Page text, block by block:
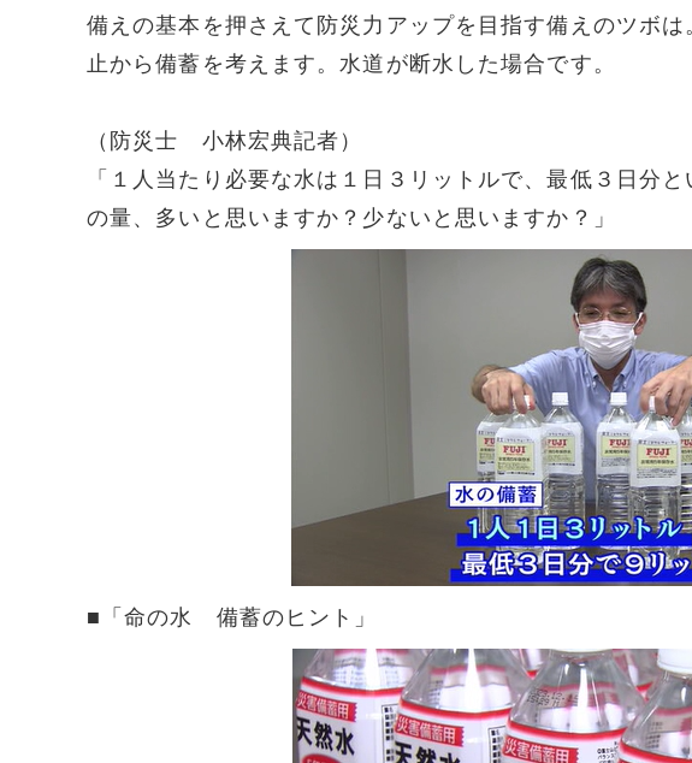
備えの基本を押さえて防災力アップを目指す備えのツボ
止から備蓄を考えます。水道が断水した場合です。
（防災士 小林宏典記者）
「１人当たり必要な水は１日３リットルで、最低３日分
の量、多いと思いますか？少ないと思いますか？」
■「命の水 備蓄のヒント」